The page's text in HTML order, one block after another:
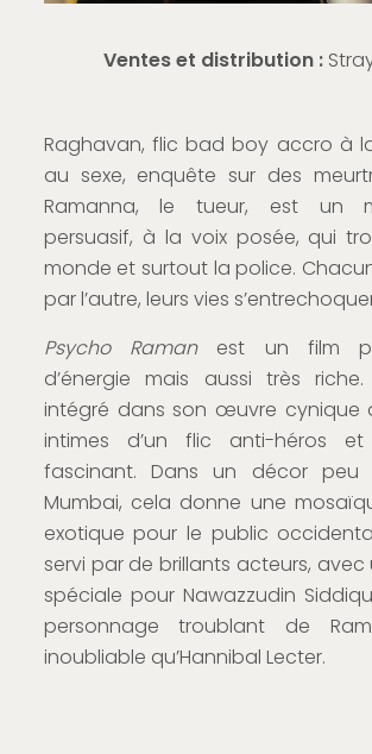
Ventes et distribution :
Raghavan, flic bad boy accro à
au sexe, enquête sur des
Ramanna, le tueur, est un
persuasif, à la voix posée, qui
monde et surtout la police.
par l’autre, leurs vies
Psycho Ramanest un film
d’énergie mais aussi très
intégré dans son œuvre cynique
intimes d’un flic anti-héros et
fascinant. Dans un décor peu
Mumbai, cela donne une
exotique pour le public
servi par de brillants acteurs,
spéciale pour Nawazzudin
personnage troublant de
inoubliable qu’Hannibal Lecter.